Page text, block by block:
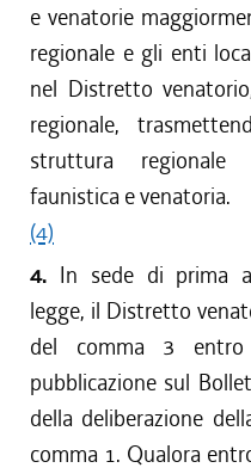
dal 22/07/2010 al 27/
dal 08/07/2010 al 21/
dal 01/04/2010 al 07/
dal 01/01/2010 al 31/
dal 06/08/2009 al 31/
dal 30/07/2009 al 05/
dal 04/06/2009 al 29/
dal 01/04/2009 al 03/
dal 03/04/2008 al 31/
e venatorie
regionale e gli enti
nel Distretto
regionale,
struttura regionale
faunistica e venatoria.
(4)
4. In sede di prima
legge, il Distretto
del comma 3
pubblicazione sul
della deliberazione
comma 1. Qualora